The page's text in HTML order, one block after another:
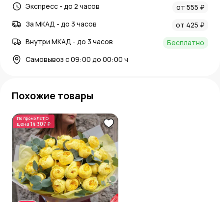
Экспресс - до 2 часов
от 555 ₽
За МКАД - до 3 часов
от 425 ₽
Внутри МКАД - до 3 часов
Бесплатно
Самовывоз с 09:00 до 00:00 ч
Похожие товары
По промоЛЕТО
цена 14 307 ₽